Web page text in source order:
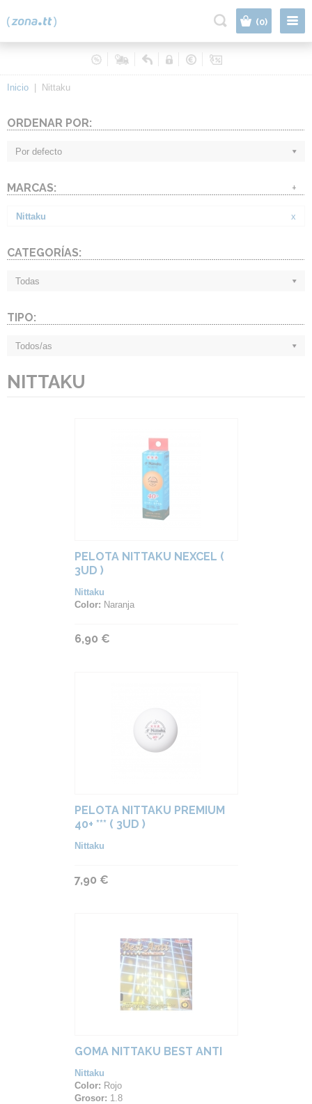
(0)
Inicio Nittaku
ORDENAR POR:
Por defecto
MARCAS: +
Nittaku x
CATEGORÍAS:
Todas
TIPO:
Todos/as
NITTAKU
PELOTA NITTAKU NEXCEL (
3UD )
Nittaku
Color: Naranja
6,90 €
PELOTA NITTAKU PREMIUM
40+ *** ( 3UD )
Nittaku
7,90 €
GOMA NITTAKU BEST ANTI
Nittaku
Color: Rojo
Grosor: 1.8